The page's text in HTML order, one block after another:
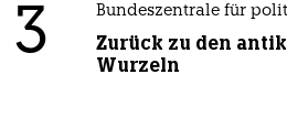
3 Bundeszentrale für
Zurück zu den
Wurzeln